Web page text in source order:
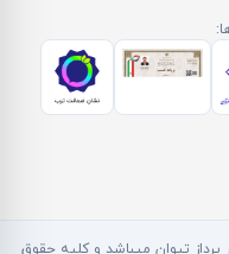
تیوان میباشد و کلیه حقوق